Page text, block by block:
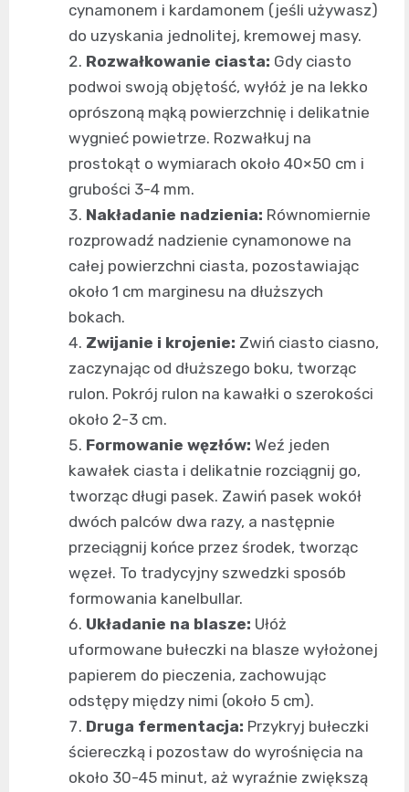
cynamonem i kardamonem (jeśli używasz)
do uzyskania jednolitej, kremowej masy.
Rozwałkowanie ciasta: Gdy ciasto
podwoi swoją objętość, wyłóż je na lekko
oprószoną mąką powierzchnię i delikatnie
wygnieć powietrze. Rozwałkuj na
prostokąt o wymiarach około 40×50 cm i
grubości 3-4 mm.
Nakładanie nadzienia: Równomiernie
rozprowadź nadzienie cynamonowe na
całej powierzchni ciasta, pozostawiając
około 1 cm marginesu na dłuższych
bokach.
Zwijanie i krojenie: Zwiń ciasto ciasno,
zaczynając od dłuższego boku, tworząc
rulon. Pokrój rulon na kawałki o szerokości
około 2-3 cm.
Formowanie węzłów: Weź jeden
kawałek ciasta i delikatnie rozciągnij go,
tworząc długi pasek. Zawiń pasek wokół
dwóch palców dwa razy, a następnie
przeciągnij końce przez środek, tworząc
węzeł. To tradycyjny szwedzki sposób
formowania kanelbullar.
Układanie na blasze: Ułóż
uformowane bułeczki na blasze wyłożonej
papierem do pieczenia, zachowując
odstępy między nimi (około 5 cm).
Druga fermentacja: Przykryj bułeczki
ściereczką i pozostaw do wyrośnięcia na
około 30-45 minut, aż wyraźnie zwiększą